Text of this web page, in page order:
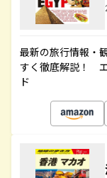
最新の旅行情報・
すく徹底解説！
ド